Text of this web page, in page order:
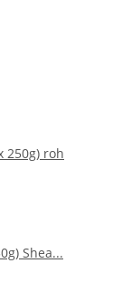
250g) roh